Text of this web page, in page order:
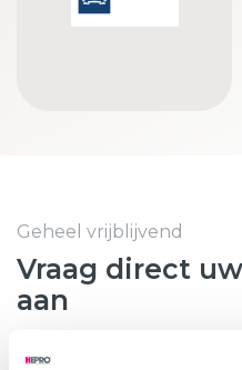
Geheel vrijblijvend
Vraag direct
aan